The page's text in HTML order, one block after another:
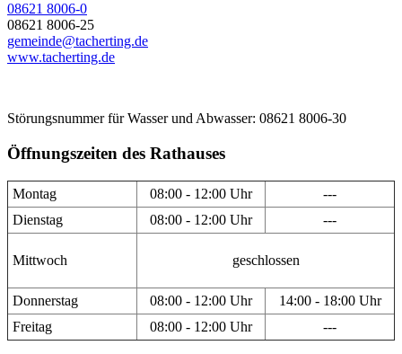
08621 8006-0
08621 8006-25
gemeinde@tacherting.de
www.tacherting.de
Störungsnummer für Wasser und Abwasser: 08621 8006-30
Öffnungszeiten des Rathauses
Montag 08:00 - 12:00 Uhr
---
Dienstag
08:00 - 12:00 Uhr ---
Mittwoch geschlossen
Donnerstag 08:00 - 12:00 Uhr
14:00 - 18:00 Uhr
Freitag
08:00 - 12:00 Uhr ---